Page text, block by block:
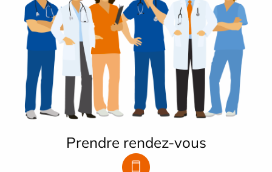
Prendre rendez-vous